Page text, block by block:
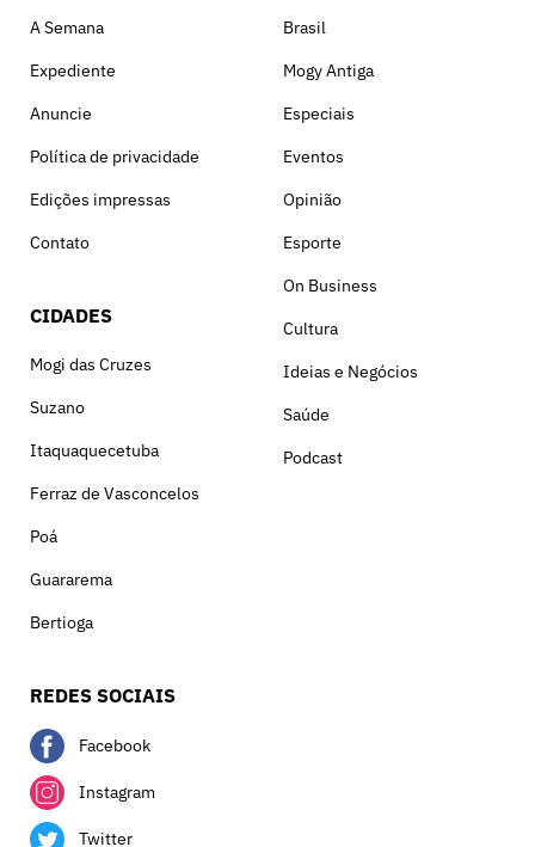
A Semana
Expediente
Anuncie
Política de privacidade
Edições impressas
Contato
CIDADES
Mogi das Cruzes
Suzano
Itaquaquecetuba
Ferraz de Vasconcelos
Poá
Guararema
Bertioga
Brasil
Mogy Antiga
Especiais
Eventos
Opinião
Esporte
On Business
Cultura
Ideias e Negócios
Saúde
Podcast
REDES SOCIAIS
Facebook
Instagram
Twitter